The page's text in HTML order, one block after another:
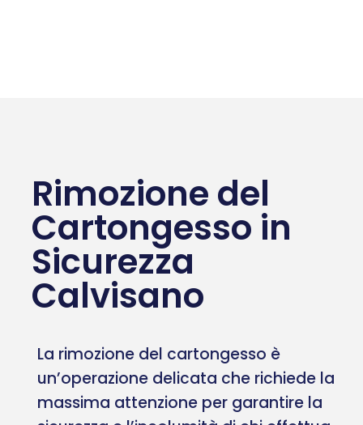
Rimozione del
Cartongesso in
Sicurezza
Calvisano
La rimozione del cartongesso è
un’operazione delicata che richiede la
massima attenzione per garantire la